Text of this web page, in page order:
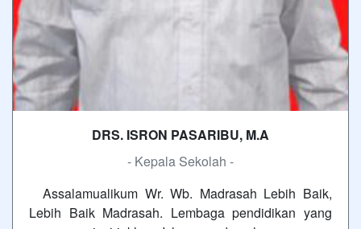
DRS. ISRON PASARIBU, M.A
- Kepala Sekolah -
Assalamualikum Wr. Wb. Madrasah Lebih Baik,
Lebih Baik Madrasah. Lembaga pendidikan yang